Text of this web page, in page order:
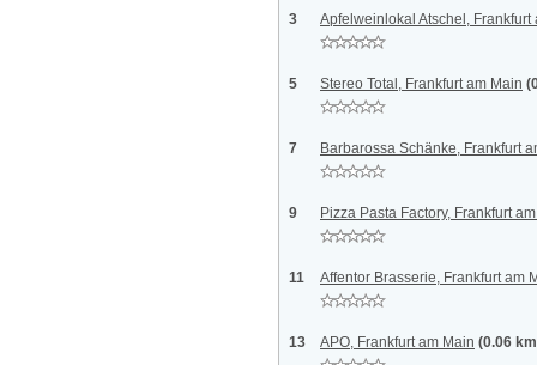
3 Apfelweinlokal Atschel, Frankfurt
5 Stereo Total, Frankfurt am Main
7 Barbarossa Schänke, Frankfurt
9 Pizza Pasta Factory, Frankfurt
11 Affentor Brasserie, Frankfurt am
13 APO, Frankfurt am Main (0.06